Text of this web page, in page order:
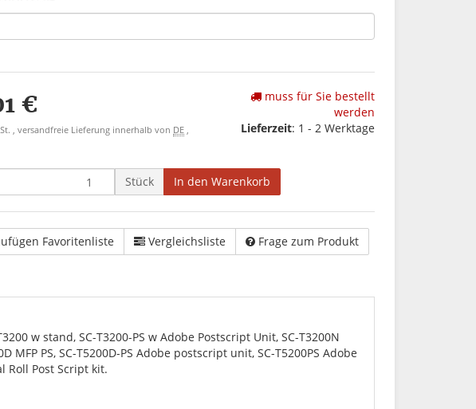
€
, versandfreie Lieferung innerhalb von DE ,
muss für Sie bestellt
werden
Lieferzeit: 1 - 2 Werktage
Stück In den Warenkorb
Favoritenliste Vergleichsliste Frage zum Produkt
w stand, SC-T3200-PS w Adobe Postscript Unit, SC-T3200N
MFP PS, SC-T5200D-PS Adobe postscript unit, SC-T5200PS Adobe
Roll Post Script kit.